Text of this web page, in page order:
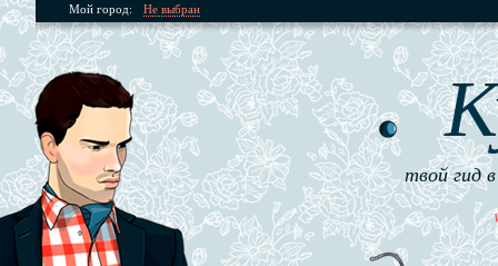
Мой город: Не выбран
твой гид